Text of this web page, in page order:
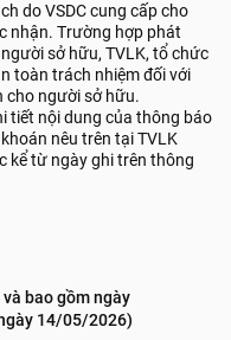
do VSDC cung cấp cho
nhận. Trường hợp phát
sở hữu, TVLK, tổ chức
toàn trách nhiệm đối với
cho người sở hữu.
tiết nội dung của thông báo
nêu trên tại TVLK
kể từ ngày ghi trên thông
bao gồm ngày
14/05/2026)